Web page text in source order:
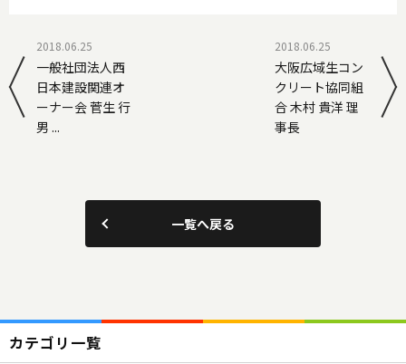
2018.06.25
一般社団法人西
日本建設関連オ
ーナー会 菅生 行
男 ...
2018.06.25
大阪広域生コン
クリート協同組
合 木村 貴洋 理
事長
一覧へ戻る
カテゴリ一覧